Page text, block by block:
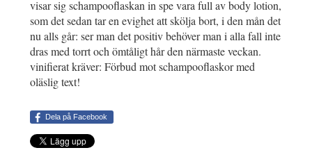
visar sig schampooflaskan in spe vara full av body lotion,
som det sedan tar en evighet att skölja bort, i den mån det
nu alls går: ser man det positiv behöver man i alla fall inte
dras med torrt och ömtåligt hår den närmaste veckan.
vinifierat kräver: Förbud mot schampooflaskor med
oläslig text!
Dela på Facebook